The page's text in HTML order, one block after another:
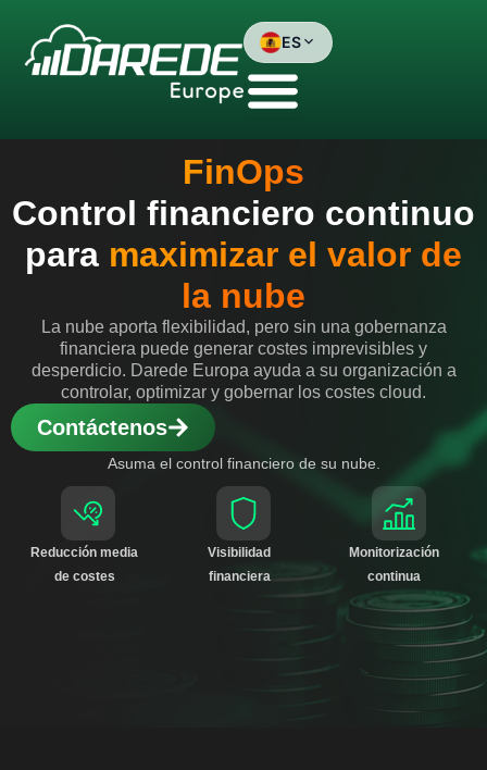
content
ES
Brasil
España
English
FinOps
Control financiero continuo
para maximizar el valor de
la nube
La nube aporta flexibilidad, pero sin una gobernanza
financiera puede generar costes imprevisibles y
desperdicio. Darede Europa ayuda a su organización a
controlar, optimizar y gobernar los costes cloud.
Contáctenos
Asuma el control financiero de su nube.
Reducción media
de costes
Visibilidad
financiera
Monitorización
continua